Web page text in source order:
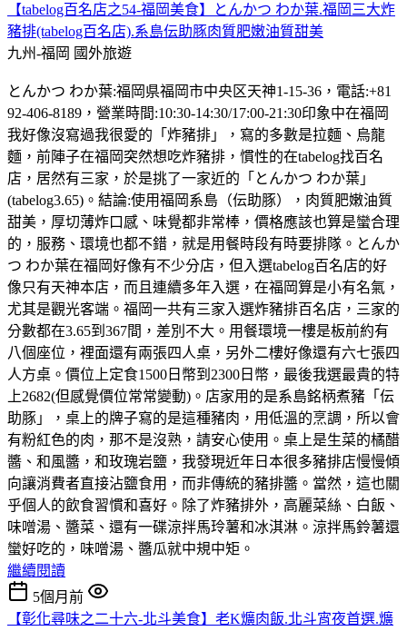
【tabelog百名店之54-福岡美食】とんかつ わか葉.福岡三大炸
豬排(tabelog百名店).系島伝助豚肉質肥嫩油質甜美
九州-福岡 國外旅遊
とんかつ わか葉:福岡県福岡市中央区天神1-15-36，電話:+81
92-406-8189，營業時間:10:30-14:30/17:00-21:30印象中在福岡
我好像沒寫過我很愛的「炸豬排」，寫的多數是拉麵、烏龍
麵，前陣子在福岡突然想吃炸豬排，慣性的在tabelog找百名
店，居然有三家，於是挑了一家近的「とんかつ わか葉」
(tabelog3.65)。結論:使用福岡系島（伝助豚），肉質肥嫩油質
甜美，厚切薄炸口感、味覺都非常棒，價格應該也算是蠻合理
的，服務、環境也都不錯，就是用餐時段有時要排隊。とんか
つ わか葉在福岡好像有不少分店，但入選tabelog百名店的好
像只有天神本店，而且連續多年入選，在福岡算是小有名氣，
尤其是觀光客端。福岡一共有三家入選炸豬排百名店，三家的
分數都在3.65到367間，差別不大。用餐環境一樓是板前約有
八個座位，裡面還有兩張四人桌，另外二樓好像還有六七張四
人方桌。價位上定食1500日幣到2300日幣，最後我選最貴的特
上2682(但感覺價位常常變動)。店家用的是系島銘柄煮豬「伝
助豚」，桌上的牌子寫的是這種豬肉，用低溫的烹調，所以會
有粉紅色的肉，那不是沒熟，請安心使用。桌上是生菜的橘醋
醬、和風醬，和玫瑰岩鹽，我發現近年日本很多豬排店慢慢傾
向讓消費者直接沾鹽食用，而非傳統的豬排醬。當然，這也關
乎個人的飲食習慣和喜好。除了炸豬排外，高麗菜絲、白飯、
味噌湯、醬菜、還有一碟涼拌馬玲薯和冰淇淋。涼拌馬鈴薯還
蠻好吃的，味噌湯、醬瓜就中規中矩。
繼續閱讀
5個月前
【彰化尋味之二十六-北斗美食】老K爌肉飯.北斗宵夜首選.爌